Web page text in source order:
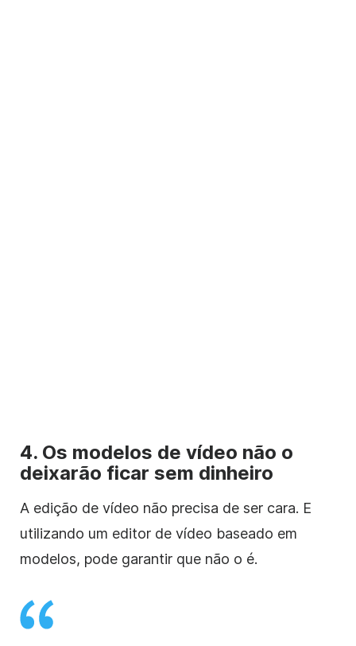
4. Os modelos de vídeo não o
deixarão ficar sem dinheiro
A edição de vídeo não precisa de ser cara. E
utilizando um editor de vídeo baseado em
modelos, pode garantir que não o é.